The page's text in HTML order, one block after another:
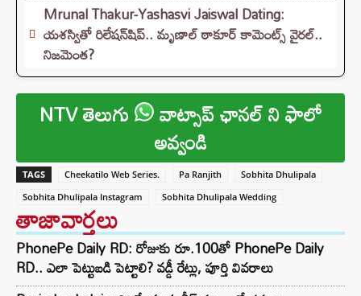
Mrunal Thakur-Yashasvi Jaiswal Dating:
యశస్వితో రిలేషన్‌షిప్.. మృణాల్ ఠాకూర్ కామెంట్స్ వైరల్..
నిజమెంత?
NTV తెలుగు వాట్సాప్ ఛానల్ ని ఫాలో
అవ్వండి
TAGS Cheekatilo Web Series. Pa Ranjith
Sobhita Dhulipala
Sobhita Dhulipala Instagram
Sobhita Dhulipala Wedding
తాజావార్తలు
PhonePe Daily RD: రోజుకు రూ.100తో PhonePe Daily
RD.. ఎలా పెట్టుబడి పెట్టాలి? వడ్డీ రేట్లు, పూర్తి వివరాలు